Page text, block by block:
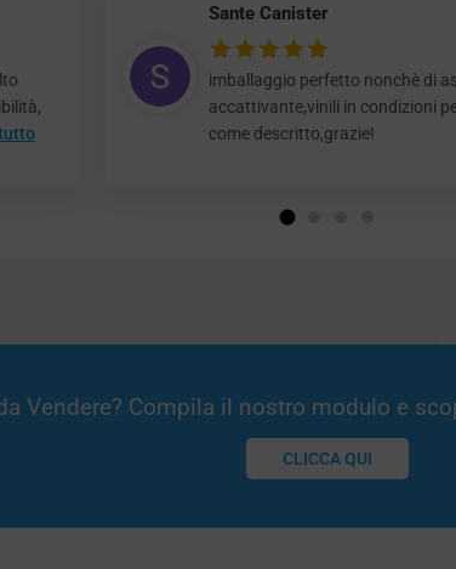
Sante Canister
imballaggio perfetto nonchè di
accattivante,vinili in condizioni
come descritto,grazie!
Vendere? Compila il nostro modulo e
CLICCA QUI